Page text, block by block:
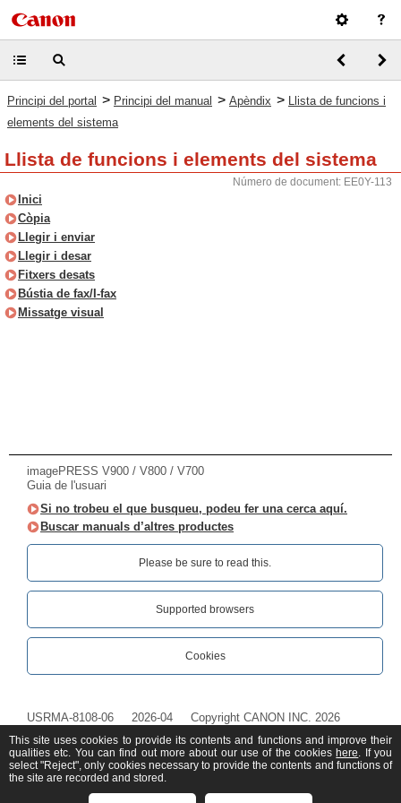
Principi del portal > Principi del manual > Apèndix > Llista de funcions i
elements del sistema
Llista de funcions i elements del sistema
Número de document: EE0Y-113
Inici
Còpia
Llegir i enviar
Llegir i desar
Fitxers desats
Bústia de fax/I-fax
Missatge visual
imagePRESS V900 / V800 / V700
Guia de l'usuari
Si no trobeu el que busqueu, podeu fer una cerca aquí.
Buscar manuals d’altres productes
Please be sure to read this.‎
Supported browsers
Cookies
USRMA-8108-06 2026-04 Copyright CANON INC. 2026
This site uses cookies to provide its contents and functions and improve their
qualities etc. You can find out more about our use of the cookies here. If you
select "Reject", only cookies necessary to provide the contents and functions of
the site are recorded and stored.